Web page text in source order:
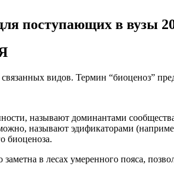
поступающих в вузы
видов. Термин “биоценоз”
называют доминантами
называют эдификаторами
биоценоза.
в лесах умеренного пояса,